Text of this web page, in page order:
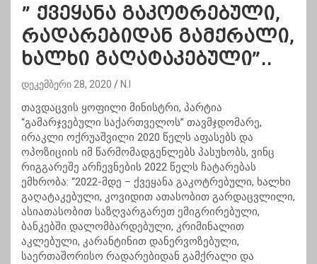
” ქვეყანა გაკოტრებული,
რადარებიდან გამქრალი,
ხალხი გაღატაკებული”..
დეკემბერი 28, 2020 N.I
თავდაცვის ყოფილი მინისტრი, პარტია
“გამარჯვებული საქართველოს” თავმჯდომარე,
ირაკლი ოქრუაშვილი 2020 წელს აფასებს და
ოპოზიციის იმ წარმომადგენლებს პასუხობს, ვინც
რიგგარეშე არჩევნების 2022 წელს ჩატარებას
ემხრობა: “2022-მდე – ქვეყანა გაკოტრებული, ხალხი
გაღატაკებული, კოვიდით ათასობით გარდაცვლილი,
ასიათასობით საზღვარგარეთ ემიგრირებული,
ბანკებში დალომბარდებული, კრიმინალით
აკლებული, კარანტინით დანერვოზებული,
საერთაშორისო რადარებიდან გამქრალი და